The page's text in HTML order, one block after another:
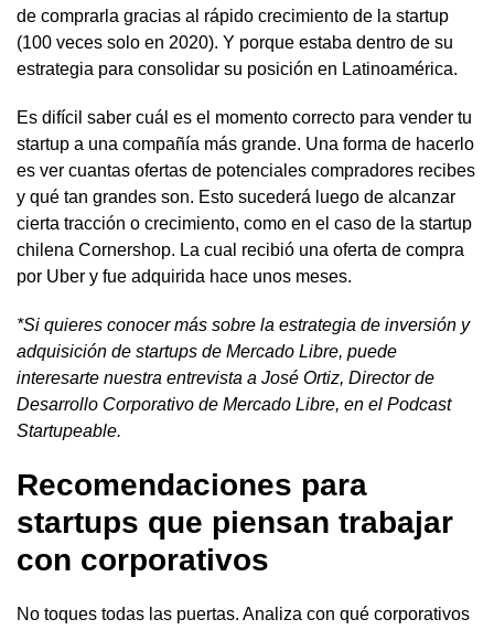
de comprarla gracias al rápido crecimiento de la startup
(100 veces solo en 2020). Y porque estaba dentro de su
estrategia para consolidar su posición en Latinoamérica.
Es difícil saber cuál es el momento correcto para vender tu
startup a una compañía más grande. Una forma de hacerlo
es ver cuantas ofertas de potenciales compradores recibes
y qué tan grandes son. Esto sucederá luego de alcanzar
cierta tracción o crecimiento, como en el caso de la startup
chilena Cornershop. La cual recibió una oferta de compra
por Uber y fue adquirida hace unos meses.
*Si quieres conocer más sobre la estrategia de inversión y
adquisición de startups de Mercado Libre, puede
interesarte nuestra entrevista a José Ortiz, Director de
Desarrollo Corporativo de Mercado Libre, en el Podcast
Startupeable.
Recomendaciones para
startups que piensan trabajar
con corporativos
No toques todas las puertas. Analiza con qué corporativos